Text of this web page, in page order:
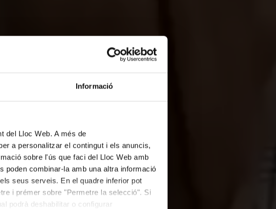
Informació
del Lloc Web. A més de
a personalitzar el contingut i els anuncis,
sobre l'ús que faci del Lloc Web amb
poden combinar-la amb una altra informació
seus serveis. En el quadre inferior pot
i prémer sobre "Permetre la selecció". Si
podrà deshabilitar o configurar